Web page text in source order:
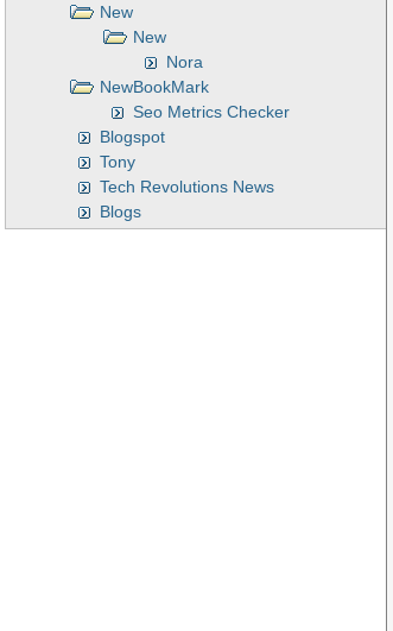
New
New
Nora
NewBookMark
Seo Metrics Checker
Blogspot
Tony
Tech Revolutions News
Blogs